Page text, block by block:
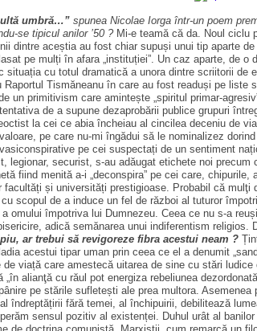
umbră…” spunea Nicolae Iorga într-un poem
se tipicul anilor ’50 ?Mi-e teamă că da. Noul ciclu
dintre aceștia au fost chiar supuși unui tip aparte
pe mulți în afara „instituției”. Un caz aparte, de
cu totul dramatică a unora dintre scriitorii de
Tismăneanu în care au fost readuși pe
un primitivism care amintește „spiritul primar-
de a supune dezaprobării publice grupuri
la cei ce abia încheiau al cincilea deceniu de
pe care nu-mi îngădui să le nominalizez
pe cei suspectați de un sentiment
legionar, securist, s-au adăugat etichete noi
fiind menită a-i „deconspira” pe cei care,
și universități prestigioase. Probabil că
scopul de a induce un fel de război al tuturor
omului împotriva lui Dumnezeu. Ceea ce nu s-a
adică semănarea unui indiferentism religios.
ar trebui să revigoreze fibra acestui neam ?
acestui tipar uman prin ceea ce el a denumit
viață care amestecă uitarea de sine cu stări
alianţă cu răul pot energiza rebeliunea
pe stările sufletești ale prea multora. Asemenea
îndreptățirii fără temei, al închipuirii, debilitează
sensul pozitiv al existenței. Duhul urât al